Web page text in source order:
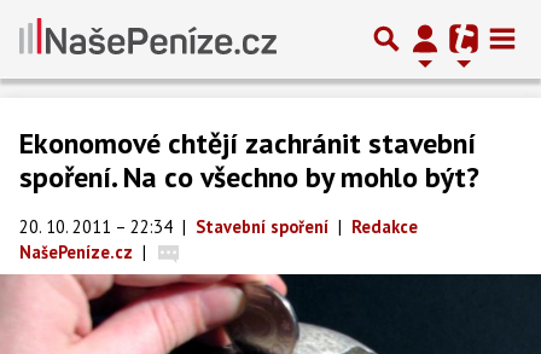
Ekonomové chtějí zachránit stavební
spoření. Na co všechno by mohlo být?
20. 10. 2011 – 22:34 | Stavební spoření | Redakce
NašePeníze.cz |